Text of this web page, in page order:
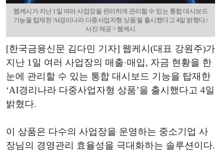
웹케시가 지난 1일 여러 사업장을 편리하게 관리할 수 있는 통합 대시보드
기능을 탑재한 'AI경리나라 다중사업자형 상품'을 출시했다고 4일 밝혔다./
사진 제공 = 웹케시
[한국금융신문 김다민 기자] 웹케시(대표 강원주)가
지난 1일 여러 사업장의 매출·매입, 자금 현황을 한
눈에 관리할 수 있는 통합 대시보드 기능을 탑재한
‘AI경리나라 다중사업자형 상품’을 출시했다고 4일
밝혔다.
이 상품은 다수의 사업장을 운영하는 중소기업 사
장님의 경영관리 효율성을 극대화하는 솔루션이다.